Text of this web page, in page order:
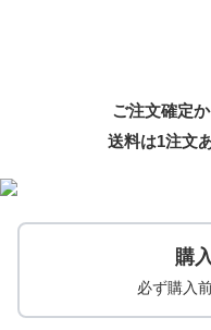
ご注文確定
送料は1注文
購
必ず購入